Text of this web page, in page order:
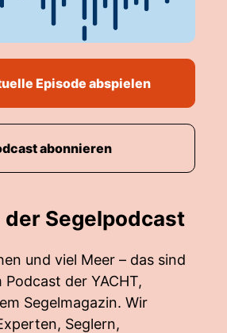
der Segelpodcast
und viel Meer – das sind
Podcast der YACHT,
Segelmagazin. Wir
Seglern,
Episode abspielen
abonnieren